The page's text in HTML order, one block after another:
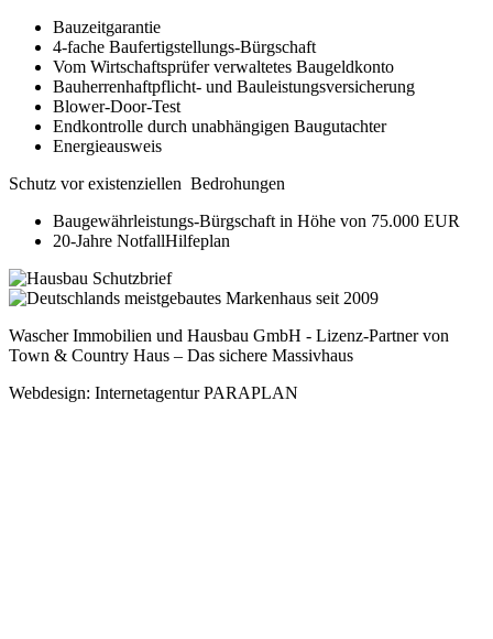
Bauzeitgarantie
4-fache Baufertigstellungs-Bürgschaft
Vom Wirtschaftsprüfer verwaltetes Baugeldkonto
Bauherrenhaftpflicht- und Bauleistungsversicherung
Blower-Door-Test
Endkontrolle durch unabhängigen Baugutachter
Energieausweis
Schutz vor existenziellen Bedrohungen
Baugewährleistungs-Bürgschaft in Höhe von 75.000 EUR
20-Jahre NotfallHilfeplan
Wascher Immobilien und Hausbau GmbH - Lizenz-Partner von
Town & Country Haus – Das sichere Massivhaus
Webdesign: Internetagentur PARAPLAN